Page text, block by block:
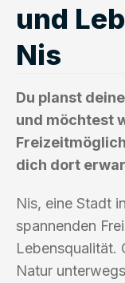
und
Nis
Du planst
und möchtest
dich dort
Nis, eine Stadt in
spannenden
Lebensqualität.
Natur